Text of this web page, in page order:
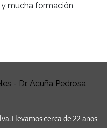
mucha formación
Llevamos cerca de 22 años